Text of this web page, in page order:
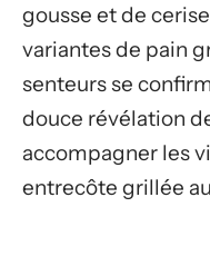
gousse et de
variantes de pain
senteurs se
douce révélation
accompagner les
entrecôte grillée